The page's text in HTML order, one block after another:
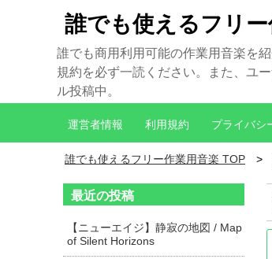
誰でも使えるフリ
誰でも商用利用可能の作業用音楽を
規約を必ず一読ください。また、ユ
ル投稿中。
運営者情報 利用規約 プライバシ
誰でも使えるフリー作業用音楽 TOP
最近の投稿
【ニューエイジ】静寂の地図 / Map
of Silent Horizons